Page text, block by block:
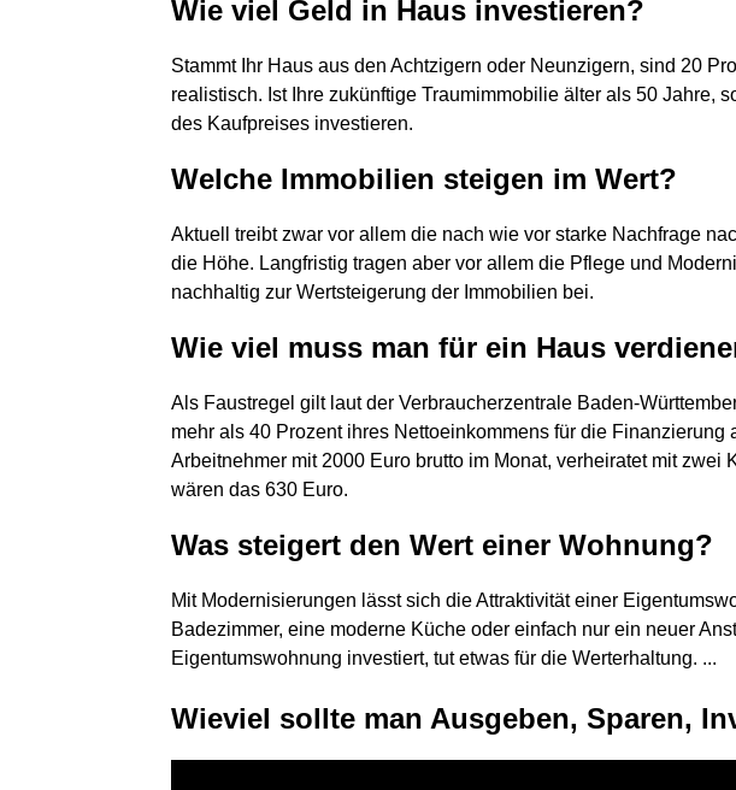
Wie viel Geld in Haus investieren?
Stammt Ihr Haus aus den Achtzigern oder Neunzigern, sind 20
realistisch. Ist Ihre zukünftige Traumimmobilie älter als 50 Jahre,
des Kaufpreises investieren.
Welche Immobilien steigen im Wert?
Aktuell treibt zwar vor allem die nach wie vor starke Nachfrage
die Höhe. Langfristig tragen aber vor allem die Pflege und
nachhaltig zur Wertsteigerung der Immobilien bei.
Wie viel muss man für ein Haus
Als Faustregel gilt laut der Verbraucherzentrale Baden-
mehr als 40 Prozent ihres Nettoeinkommens für die Finanzierung
Arbeitnehmer mit 2000 Euro brutto im Monat, verheiratet mit zwei
wären das 630 Euro.
Was steigert den Wert einer Wohnung?
Mit Modernisierungen lässt sich die Attraktivität einer
Badezimmer, eine moderne Küche oder einfach nur ein neuer
Eigentumswohnung investiert, tut etwas für die Werterhaltung. ...
Wieviel sollte man Ausgeben, Sparen,